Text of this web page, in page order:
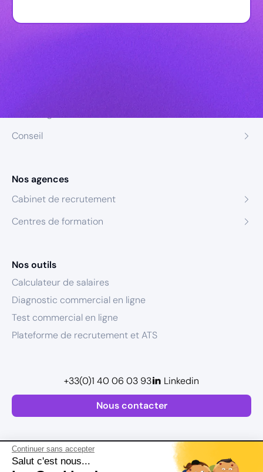
Continuer sans accepter
Salut c'est nous...
Conseil
Nos agences
Cabinet de recrutement
Centres de formation
Nos outils
Calculateur de salaires
Diagnostic commercial en ligne
Test commercial en ligne
Plateforme de recrutement et ATS
Nous contacter
+33(0)1 40 06 03 93 Linkedin